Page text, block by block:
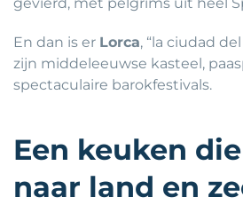
gevierd, met pelgrims uit heel
En dan is er Lorca, “la ciudad
zijn middeleeuwse kasteel,
spectaculaire barokfestivals.
Een keuken
naar land en